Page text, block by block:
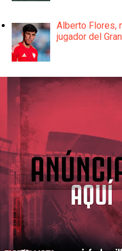
Alberto Flores,
jugador del